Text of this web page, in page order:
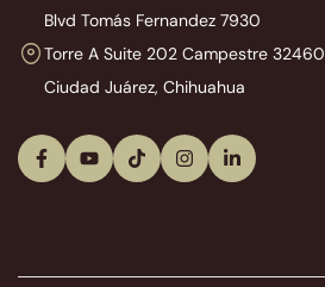
Blvd Tomás Fernandez 7930
Torre A Suite 202 Campestre 32460
Ciudad Juárez, Chihuahua